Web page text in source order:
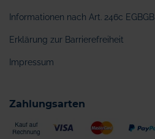
Informationen nach Art. 246c EGBGB
Erklärung zur Barrierefreiheit
Impressum
Zahlungsarten